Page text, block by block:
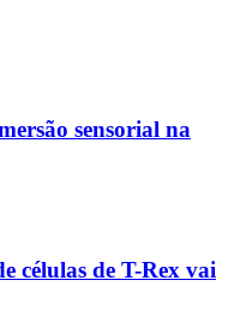
sensorial na
células de T-Rex vai